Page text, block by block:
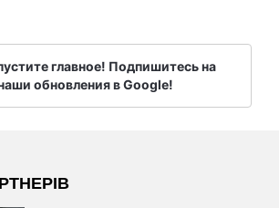
главное! Подпишитесь на
обновления в Google!